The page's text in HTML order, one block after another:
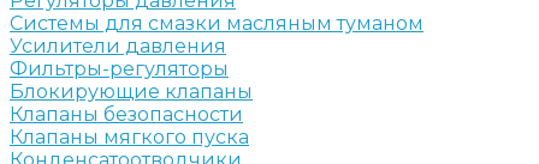
Системы для смазки масляным туманом
Усилители давления
Фильтры-регуляторы
Блокирующие клапаны
Клапаны безопасности
Клапаны мягкого пуска